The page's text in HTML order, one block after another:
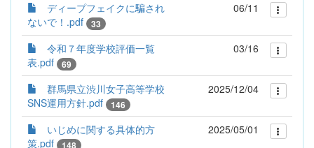
ディープフェイクに騙され
ないで！.pdf
33
06/11
令和７年度学校評価一覧
表.pdf
69
03/16
群馬県立渋川女子高等学校
SNS運用方針.pdf
146
2025/12/04
いじめに関する具体的方
策.pdf
148
2025/05/01